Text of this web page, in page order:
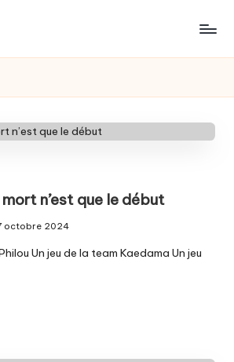
n’est que le début
octobre 2024
Un jeu de la team Kaedama Un jeu